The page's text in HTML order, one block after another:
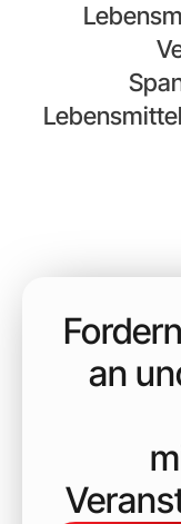
an